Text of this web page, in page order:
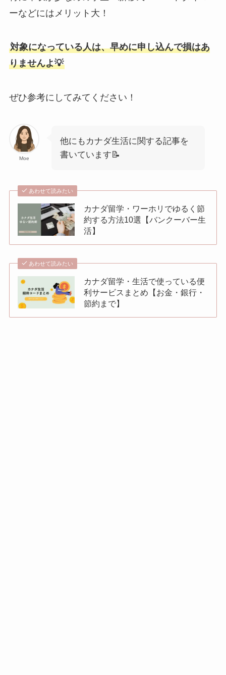
ーなどにはメリット大！
対象になっている人は、早めに申し込んで損はあ
りませんよ💡
ぜひ参考にしてみてください！
Moe
他にもカナダ生活に関する記事を
書いています📝
あわせて読みたい
カナダ留学・ワーホリでゆるく節
約する方法10選【バンクーバー生
活】
あわせて読みたい
カナダ留学・生活で使っている便
利サービスまとめ【お金・銀行・
節約まで】